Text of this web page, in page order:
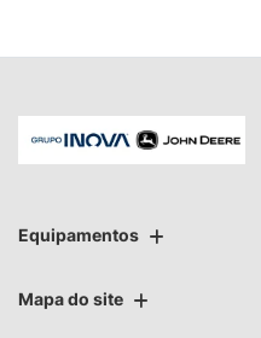
Equipamentos
Mapa do site